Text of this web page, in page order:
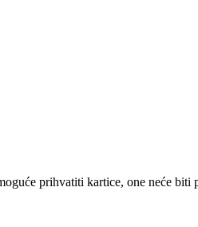
prihvatiti kartice, one neće biti